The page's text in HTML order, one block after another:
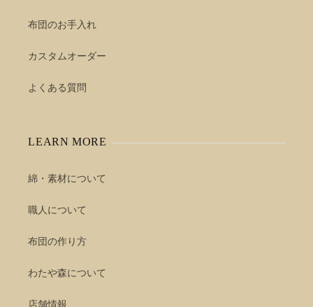
布団のお手入れ
カスタムオーダー
よくある質問
LEARN MORE
綿・素材について
職人について
布団の作り方
わたや森について
店舗情報